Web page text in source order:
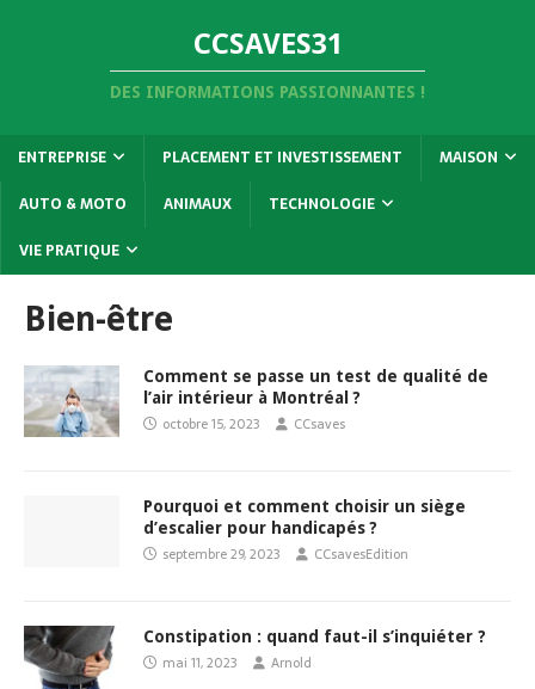
CCSAVES31
DES INFORMATIONS PASSIONNANTES !
ENTREPRISE PLACEMENT ET INVESTISSEMENT
MAISON
AUTO & MOTO
ANIMAUX
TECHNOLOGIE
VIE PRATIQUE
Bien-être
Comment se passe un test de qualité de
l’air intérieur à Montréal ?
octobre 15, 2023 CCsaves
Pourquoi et comment choisir un siège
d’escalier pour handicapés ?
septembre 29, 2023 CCsavesEdition
Constipation : quand faut-il s’inquiéter ?
mai 11, 2023 Arnold